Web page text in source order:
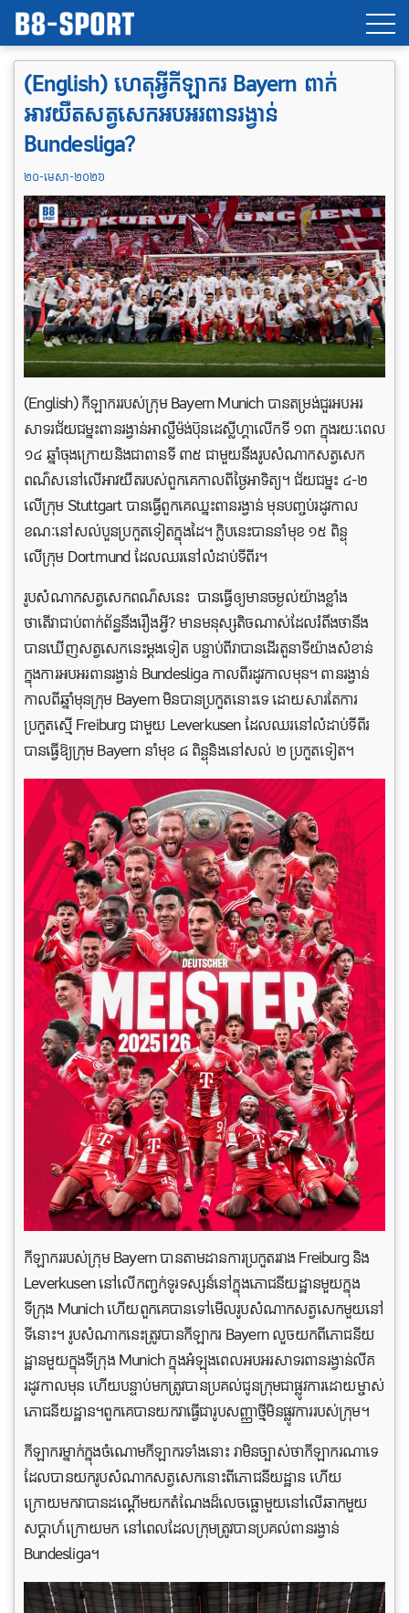
(English) ហេតុអ្វីកីឡាករ Bayern ពាក់
អាវយឺតសត្វសេកអបអរពានរង្វាន់
Bundesliga?
២០-មេសា-២០២៦
(English) កីឡាកររបស់ក្រុម Bayern Munich បានតម្រង់ជួរអបអរ
សាទរជ័យជម្នះពានរង្វាន់អាល្លឺម៉ង់ប៊ុនដេស្លីហ្គាលើកទី ១៣ ក្នុងរយៈពេល
១៤ ឆ្នាំចុងក្រោយនិងជាពានទី ៣៥ ជាមួយនឹងរូបសំណាកសត្វសេក
ពណ៌សនៅលើអាវយឺតរបស់ពួកគេកាលពីថ្ងៃអាទិត្យ។ ជ័យជម្នះ ៤-២
លើក្រុម Stuttgart បានធ្វើពួកគេឈ្នះពានរង្វាន់ មុនបញ្ចប់រដូវកាល
ខណៈនៅសល់បួនប្រកួតទៀតក្នុងដៃ។ ក្លិបនេះបាននាំមុខ ១៥ ពិន្ទុ
លើក្រុម Dortmund ដែលឈរនៅលំដាប់ទីពីរ។
រូបសំណាកសត្វសេកពណ៌សនេះ បានធ្វើឲ្យមានចម្ងល់យ៉ាងខ្លាំង
ថាតើវាជាប់ពាក់ព័ន្ធនឹងរឿងអ្វី? មានមនុស្សតិចណាស់ដែលរំពឹងថានឹង
បានឃើញសត្វសេកនេះម្តងទៀត បន្ទាប់ពីវាបានដើរតួនាទីយ៉ាងសំខាន់
ក្នុងការអបអរពានរង្វាន់ Bundesliga កាលពីរដូវកាលមុន។ ពានរង្វាន់
កាលពីឆ្នាំមុនក្រុម Bayern មិនបានប្រកួតនោះទេ ដោយសារតែការ
ប្រកួតស្មើ Freiburg ជាមួយ Leverkusen ដែលឈរនៅលំដាប់ទីពីរ
បានធ្វើឱ្យក្រុម Bayern នាំមុខ ៨ ពិន្ទុនិងនៅសល់ ២ ប្រកួតទៀត។
កីឡាកររបស់ក្រុម Bayern បានតាមដានការប្រកួតរវាង Freiburg និង
Leverkusen នៅលើកញ្ចក់ទូរទស្សន៍នៅក្នុងភោជនីយដ្ឋានមួយក្នុង
ទីក្រុង Munich ហើយពួកគេបានទៅមើលរូបសំណាកសត្វសេកមួយនៅ
ទីនោះ។ រូបសំណាកនេះត្រូវបានកីឡាករ Bayern លួចយកពីភោជនីយ
ដ្ឋានមួយក្នុងទីក្រុង Munich ក្នុងអំឡុងពេលអបអរសាទរពានរង្វាន់លីគ
រដូវកាលមុន ហើយបន្ទាប់មកត្រូវបានប្រគល់ជូនក្រុមជាផ្លូវការដោយម្ចាស់
ភោជនីយដ្ឋាន។ពួកគេបានយកវាធ្វើជារូបសញ្ញាថ្មីមិនផ្លូវការរបស់ក្រុម។
កីឡាករម្នាក់ក្នុងចំណោមកីឡាករទាំងនោះ វាមិនច្បាស់ថាកីឡាករណាទេ
ដែលបានយករូបសំណាកសត្វសេកនោះពីភោជនីយដ្ឋាន ហើយ
ក្រោយមកវាបានដណ្តើមយកតំណែងដ៏លេចធ្លោមួយនៅលើឆាកមួយ
សប្តាហ៍ក្រោយមក នៅពេលដែលក្រុមត្រូវបានប្រគល់ពានរង្វាន់
Bundesliga។